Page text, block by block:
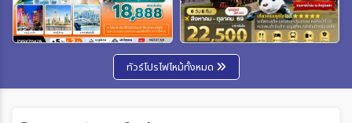
ทัวร์โปรไฟไหม้ทั้งหมด